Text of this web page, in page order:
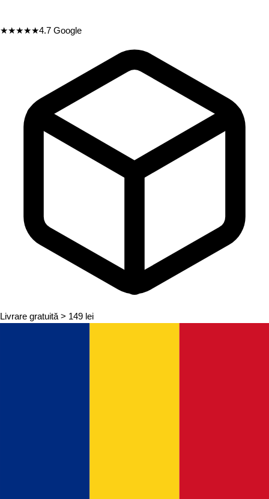
★★★★★4.7 Google
Livrare gratuită > 149 lei